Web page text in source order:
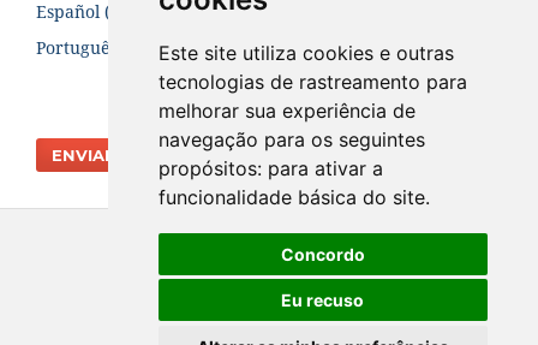
Este site utiliza cookies e outras
tecnologias de rastreamento para
melhorar sua experiência de
navegação para os seguintes
propósitos: para ativar a
funcionalidade básica do site.
Concordo
Eu recuso
Español (España)
Português (Brasil)
ENVIAR SUBMISSÃO